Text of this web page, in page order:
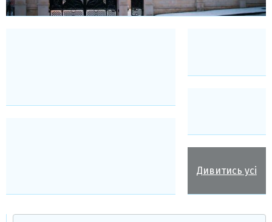
Дивитись усі